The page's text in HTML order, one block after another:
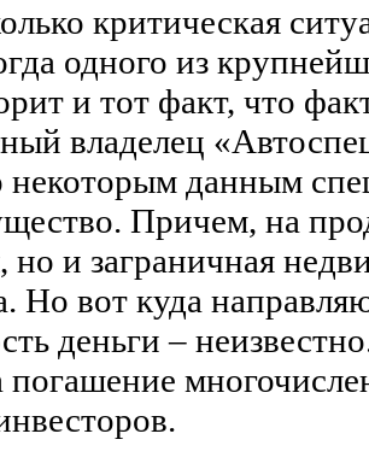
критическая
одного из
и тот факт, что
владелец
некоторым данным
Причем, на
но и заграничная
Но вот куда
деньги –
погашение